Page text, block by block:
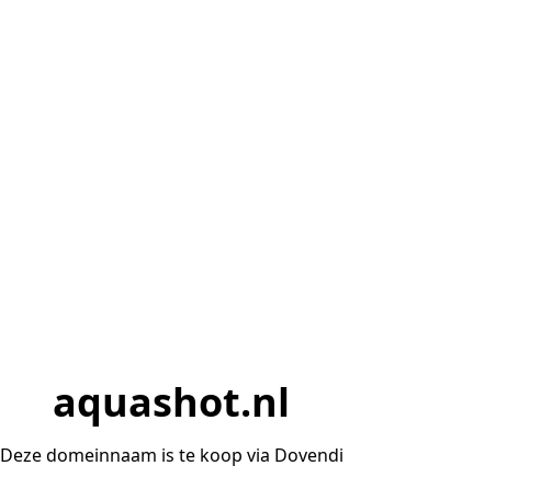
aquashot.nl
Deze domeinnaam is te koop via Dovendi